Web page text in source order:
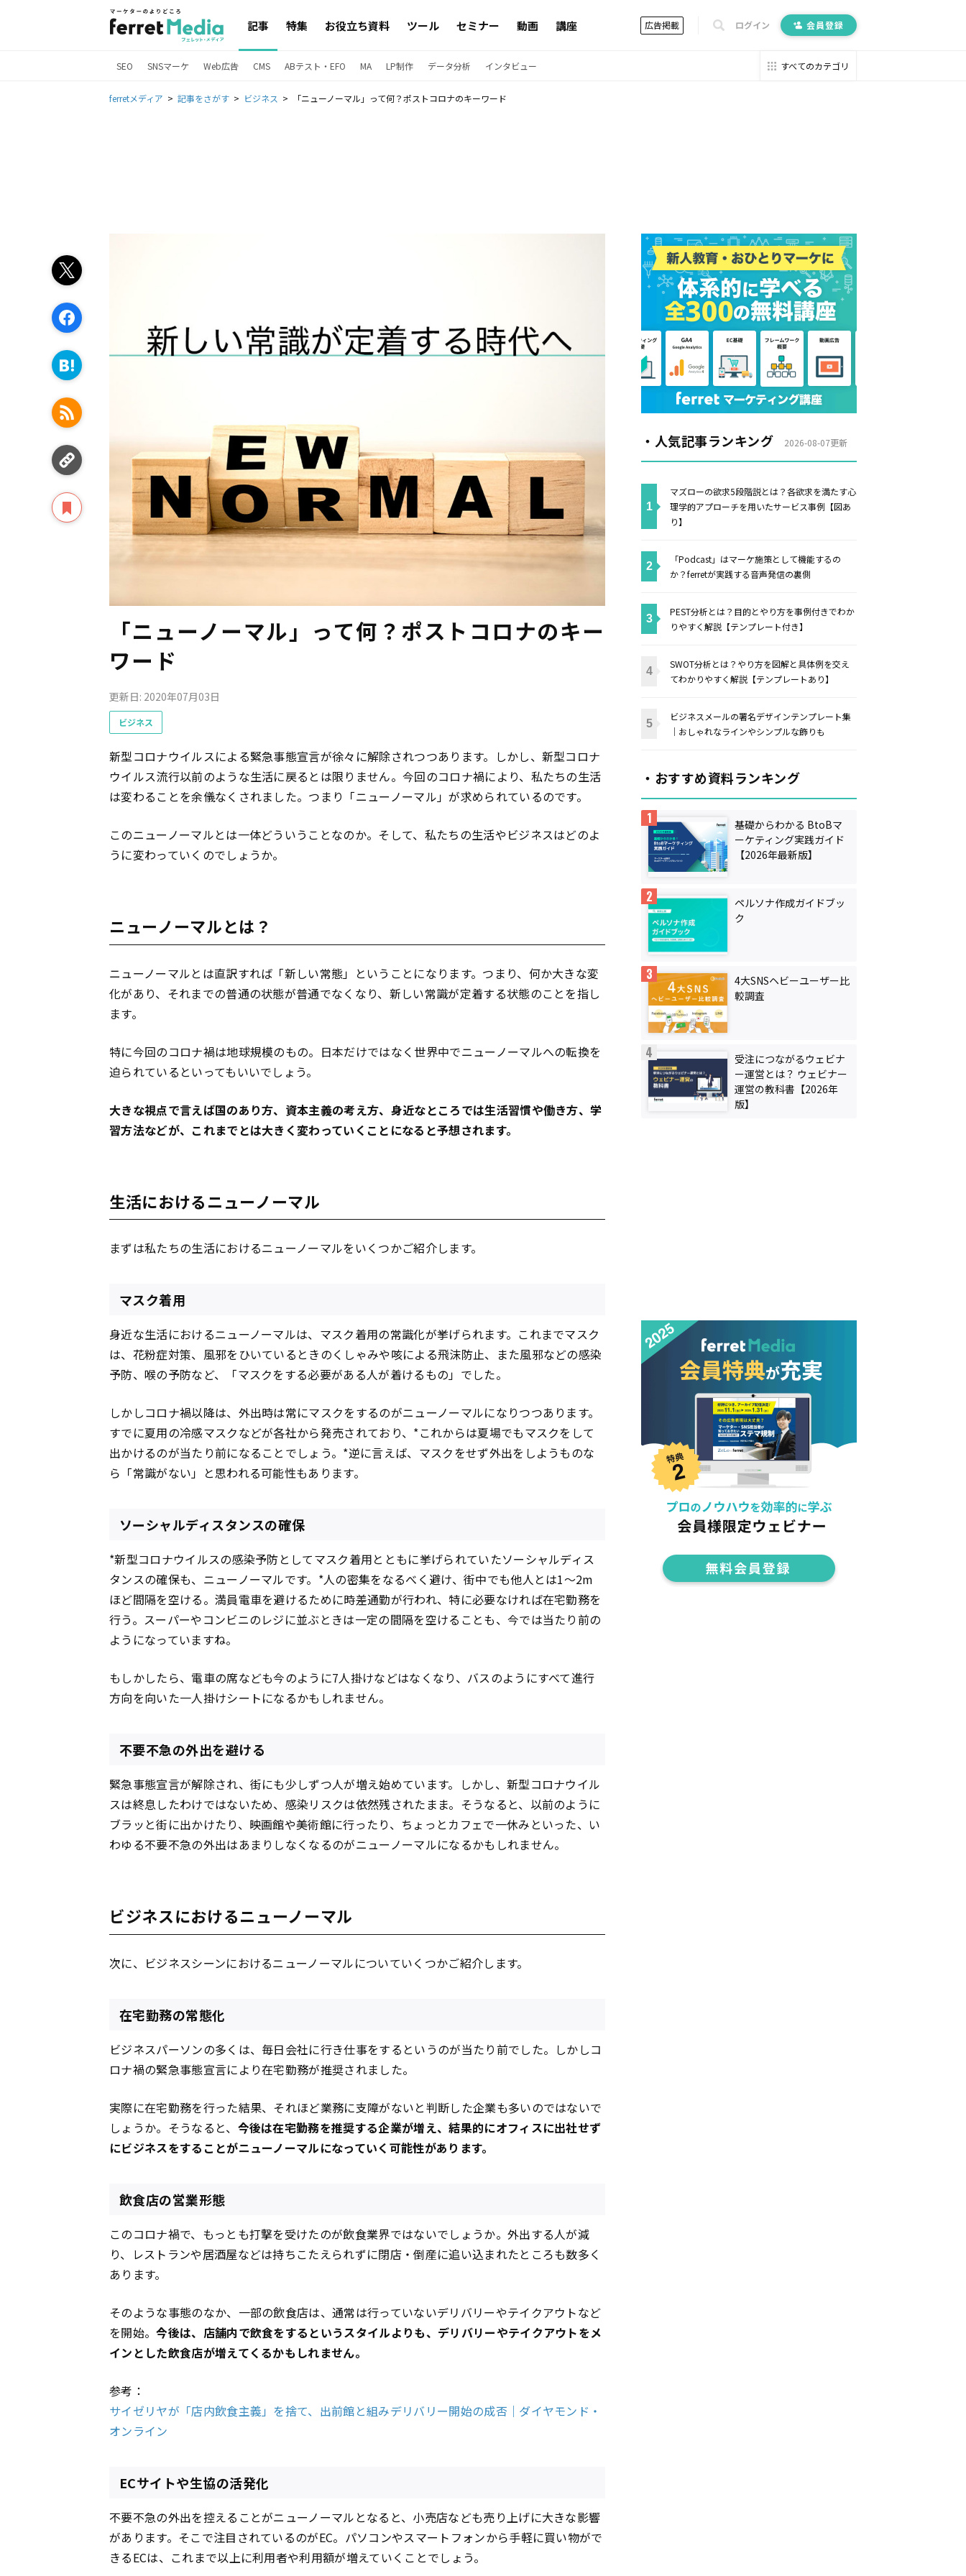
記事 特集 お役立ち資料 ツール セミナー 動画 講座 広告掲載 ログイン 会員登録
SEO SNSマーケ Web広告 CMS ABテスト・EFO MA LP制作 データ分析 インタビュー すべてのカテゴリ
ferretメディア 記事をさがす ビジネス 「ニューノーマル」って何？ポストコロナのキーワード
「ニューノーマル」って何？ポストコロナのキー
ワード
更新日: 2020年07月03日
ビジネス
新型コロナウイルスによる緊急事態宣言が徐々に解除されつつあります。しかし、新型コロナ
ウイルス流行以前のような生活に戻るとは限りません。今回のコロナ禍により、私たちの生活
は変わることを余儀なくされました。つまり「ニューノーマル」が求められているのです。
このニューノーマルとは一体どういうことなのか。そして、私たちの生活やビジネスはどのよ
うに変わっていくのでしょうか。
ニューノーマルとは？
ニューノーマルとは直訳すれば「新しい常態」ということになります。つまり、何か大きな変
化があり、それまでの普通の状態が普通でなくなり、新しい常識が定着する状態のことを指し
ます。
特に今回のコロナ禍は地球規模のもの。日本だけではなく世界中でニューノーマルへの転換を
迫られているといってもいいでしょう。
大きな視点で言えば国のあり方、資本主義の考え方、身近なところでは生活習慣や働き方、学
習方法などが、これまでとは大きく変わっていくことになると予想されます。
生活におけるニューノーマル
まずは私たちの生活におけるニューノーマルをいくつかご紹介します。
マスク着用
身近な生活におけるニューノーマルは、マスク着用の常識化が挙げられます。これまでマスク
は、花粉症対策、風邪をひいているときのくしゃみや咳による飛沫防止、また風邪などの感染
予防、喉の予防など、「マスクをする必要がある人が着けるもの」でした。
しかしコロナ禍以降は、外出時は常にマスクをするのがニューノーマルになりつつあります。
すでに夏用の冷感マスクなどが各社から発売されており、*これからは夏場でもマスクをして
出かけるのが当たり前になることでしょう。*逆に言えば、マスクをせず外出をしようものな
ら「常識がない」と思われる可能性もあります。
ソーシャルディスタンスの確保
*新型コロナウイルスの感染予防としてマスク着用とともに挙げられていたソーシャルディス
タンスの確保も、ニューノーマルです。*人の密集をなるべく避け、街中でも他人とは1〜2m
ほど間隔を空ける。満員電車を避けるために時差通勤が行われ、特に必要なければ在宅勤務を
行う。スーパーやコンビニのレジに並ぶときは一定の間隔を空けることも、今では当たり前の
ようになっていますね。
もしかしたら、電車の席なども今のように7人掛けなどはなくなり、バスのようにすべて進行
方向を向いた一人掛けシートになるかもしれません。
不要不急の外出を避ける
緊急事態宣言が解除され、街にも少しずつ人が増え始めています。しかし、新型コロナウイル
スは終息したわけではないため、感染リスクは依然残されたまま。そうなると、以前のように
ブラッと街に出かけたり、映画館や美術館に行ったり、ちょっとカフェで一休みといった、い
わゆる不要不急の外出はあまりしなくなるのがニューノーマルになるかもしれません。
ビジネスにおけるニューノーマル
次に、ビジネスシーンにおけるニューノーマルについていくつかご紹介します。
在宅勤務の常態化
ビジネスパーソンの多くは、毎日会社に行き仕事をするというのが当たり前でした。しかしコ
ロナ禍の緊急事態宣言により在宅勤務が推奨されました。
実際に在宅勤務を行った結果、それほど業務に支障がないと判断した企業も多いのではないで
しょうか。そうなると、 今後は在宅勤務を推奨する企業が増え、結果的にオフィスに出社せず
にビジネスをすることがニューノーマルになっていく可能性があります。
飲食店の営業形態
このコロナ禍で、もっとも打撃を受けたのが飲食業界ではないでしょうか。外出する人が減
り、レストランや居酒屋などは持ちこたえられずに閉店・倒産に追い込まれたところも数多く
あります。
そのような事態のなか、一部の飲食店は、通常は行っていないデリバリーやテイクアウトなど
を開始。今後は、店舗内で飲食をするというスタイルよりも、デリバリーやテイクアウトをメ
インとした飲食店が増えてくるかもしれません。
参考：
サイゼリヤが「店内飲食主義」を捨て、出前館と組みデリバリー開始の成否｜ダイヤモンド・
オンライン
ECサイトや生協の活発化
不要不急の外出を控えることがニューノーマルとなると、小売店なども売り上げに大きな影響
があります。そこで注目されているのがEC。パソコンやスマートフォンから手軽に買い物がで
きるECは、これまで以上に利用者や利用額が増えていくことでしょう。
・人気記事ランキング 2026-08-07更新
マズローの欲求5段階説とは？各欲求を満たす心
理学的アプローチを用いたサービス事例【図あ
り】
「Podcast」はマーケ施策として機能するの
か？ferretが実践する音声発信の裏側
PEST分析とは？目的とやり方を事例付きでわか
りやすく解説【テンプレート付き】
SWOT分析とは？やり方を図解と具体例を交え
てわかりやすく解説【テンプレートあり】
ビジネスメールの署名デザインテンプレート集
｜おしゃれなラインやシンプルな飾りも
・おすすめ資料ランキング
基礎からわかる BtoBマ
ーケティング実践ガイド
【2026年最新版】
ペルソナ作成ガイドブッ
ク
4大SNSヘビーユーザー比
較調査
受注につながるウェビナ
ー運営とは？ ウェビナー
運営の教科書【2026年
版】